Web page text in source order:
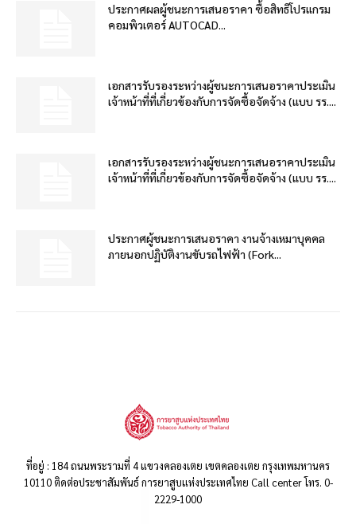
ประกาศผลผู้ชนะการเสนอราคา ซื้อสิทธิโปรแกรม
คอมพิวเตอร์ AUTOCAD...
เอกสารรับรองระหว่างผู้ชนะการเสนอราคาประเมิน
เจ้าหน้าที่ที่เกี่ยวข้องกับการจัดซื้อจัดจ้าง (แบบ รร....
เอกสารรับรองระหว่างผู้ชนะการเสนอราคาประเมิน
เจ้าหน้าที่ที่เกี่ยวข้องกับการจัดซื้อจัดจ้าง (แบบ รร....
ประกาศผู้ชนะการเสนอราคา งานจ้างเหมาบุคคล
ภายนอกปฏิบัติงานขับรถไฟฟ้า (Fork...
ที่อยู่ : 184 ถนนพระรามที่ 4 แขวงคลองเตย เขตคลองเตย กรุงเทพมหานคร
10110 ติดต่อประชาสัมพันธ์ การยาสูบแห่งประเทศไทย Call center โทร. 0-
2229-1000